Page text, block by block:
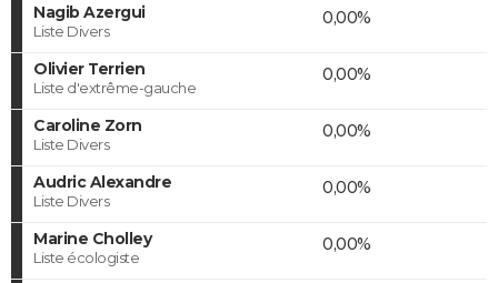
Nagib Azergui
Liste Divers
0,00%
Olivier Terrien
Liste d'extrême-gauche
0,00%
Caroline Zorn
Liste Divers
0,00%
Audric Alexandre
Liste Divers
0,00%
Marine Cholley
Liste écologiste
0,00%